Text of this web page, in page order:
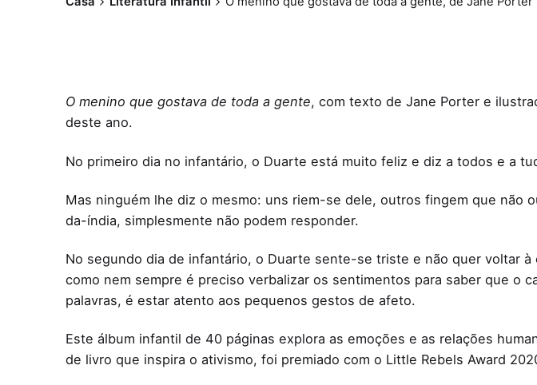
O menino que gostava de toda a gente, com texto de Jane Porter e
deste ano.
No primeiro dia no infantário, o Duarte está muito feliz e diz a todos e a
Mas ninguém lhe diz o mesmo: uns riem-se dele, outros fingem que não
da-índia, simplesmente não podem responder.
No segundo dia de infantário, o Duarte sente-se triste e não quer voltar
como nem sempre é preciso verbalizar os sentimentos para saber que o
palavras, é estar atento aos pequenos gestos de afeto.
Este álbum infantil de 40 páginas explora as emoções e as relações
de livro que inspira o ativismo, foi premiado com o Little Rebels Award